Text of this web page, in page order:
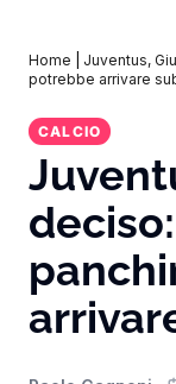
Home
Juventus,
potrebbe arrivare
CALCIO